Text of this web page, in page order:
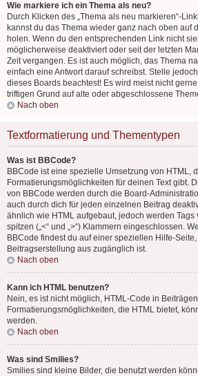
Wie markiere ich ein Thema als neu?
Durch Klicken des „Thema als neu markieren“-
kannst du das Thema wieder ganz nach oben auf
holen. Wenn du den entsprechenden Link nicht
möglicherweise deaktiviert oder seit der letzten
Zeit vergangen. Es ist auch möglich, das Thema
einfach eine Antwort darauf schreibst. Stelle
dieses Boards beachtest! Es wird meist nicht
triftigen Grund auf alte oder abgeschlossene
Nach oben
Textformatierung und Thementypen
Was ist BBCode?
BBCode ist eine spezielle Umsetzung von HTML,
Formatierungsmöglichkeiten für deinen Text gibt.
von BBCode werden durch die Board-
auch durch dich für jeden einzelnen Beitrag
ähnlich wie HTML aufgebaut, jedoch werden Tags
spitzen („<“ und „>“) Klammern eingeschlossen.
BBCode findest du auf einer speziellen Hilfe-
Beitragserstellung aus zugänglich ist.
Nach oben
Kann ich HTML benutzen?
Nein, es ist nicht möglich, HTML-Code in
Formatierungsmöglichkeiten, die HTML bietet,
werden.
Nach oben
Was sind Smilies?
Smilies sind kleine Bilder, die benutzt werden